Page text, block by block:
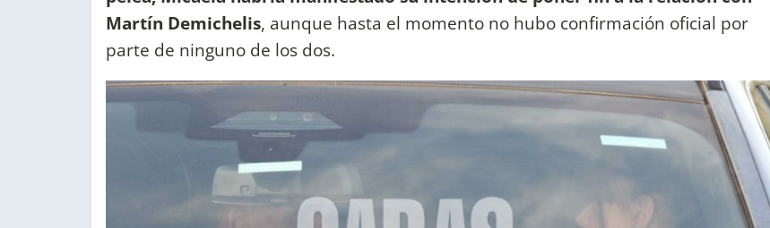
Martín Demichelis, aunque hasta el momento no hubo confirmación oficial por
parte de ninguno de los dos.